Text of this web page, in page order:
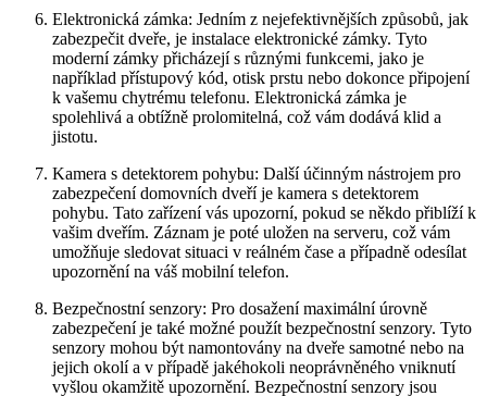
Elektronická zámka: Jedním z nejefektivnějších způsobů, jak
zabezpečit dveře, je instalace elektronické zámky. Tyto
moderní zámky přicházejí s různými funkcemi, jako je
například přístupový kód, otisk prstu nebo dokonce připojení
k vašemu chytrému telefonu. Elektronická zámka je
spolehlivá a obtížně prolomitelná, což vám dodává klid a
jistotu.
Kamera s detektorem pohybu: Další účinným nástrojem pro
zabezpečení domovních dveří je kamera s detektorem
pohybu. Tato zařízení vás upozorní, pokud se někdo přiblíží k
vašim dveřím. Záznam je poté uložen na serveru, což vám
umožňuje sledovat situaci v reálném čase a případně odesílat
upozornění na váš mobilní telefon.
Bezpečnostní senzory: Pro dosažení maximální úrovně
zabezpečení je také možné použít bezpečnostní senzory. Tyto
senzory mohou být namontovány na dveře samotné nebo na
jejich okolí a v případě jakéhokoli neoprávněného vniknutí
vyšlou okamžitě upozornění. Bezpečnostní senzory jsou